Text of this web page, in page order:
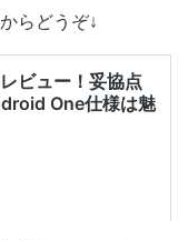
らどうぞ↓